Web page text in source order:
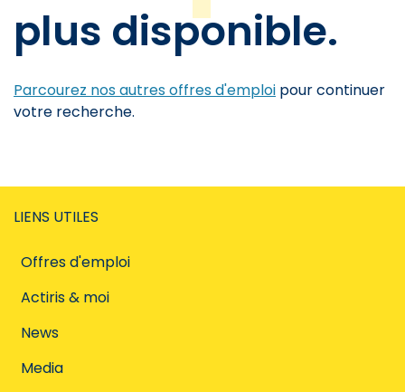
plus disponible.
Parcourez nos autres offres d'emploi pour continuer
votre recherche.
LIENS UTILES
Offres d'emploi
Actiris & moi
News
Media